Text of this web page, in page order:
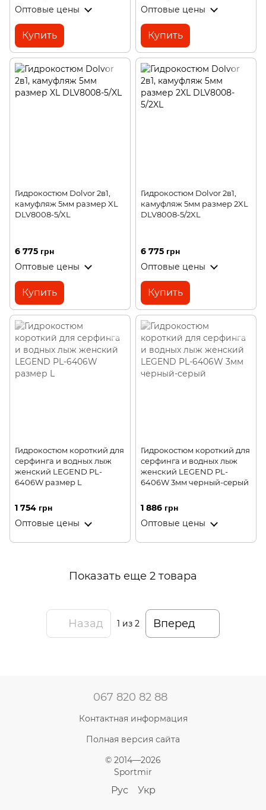
Оптовые цены
Купить
Оптовые цены
Купить
Гидрокостюм Dolvor 2в1,
камуфляж 5мм размер XL
DLV8008-5/XL
6 775 грн
Оптовые цены
Купить
Гидрокостюм Dolvor 2в1,
камуфляж 5мм размер 2XL
DLV8008-5/2XL
6 775 грн
Оптовые цены
Купить
Гидрокостюм короткий для
серфинга и водных лыж
женский LEGEND PL-
6406W размер L
1 754 грн
Оптовые цены
Гидрокостюм короткий для
серфинга и водных лыж
женский LEGEND PL-
6406W 3мм черный-серый
1 886 грн
Оптовые цены
Показать еще 2 товара
Назад 1 из 2 Вперед
067 820 82 88
Контактная информация
Полная версия сайта
© 2014—2026
Sportmir
Рус Укр